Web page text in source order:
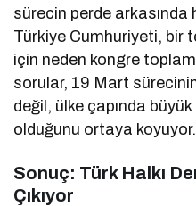
sürecin perde arkasında
Türkiye Cumhuriyeti, bir
için neden kongre
sorular, 19 Mart
değil, ülke çapında büyük
olduğunu ortaya koyuyor.
Sonuç: Türk Halkı
Çıkıyor